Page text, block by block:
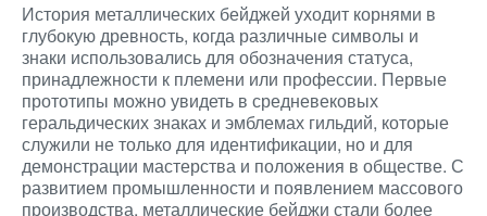
История металлических бейджей уходит корнями в
глубокую древность, когда различные символы и
знаки использовались для обозначения статуса,
принадлежности к племени или профессии. Первые
прототипы можно увидеть в средневековых
геральдических знаках и эмблемах гильдий, которые
служили не только для идентификации, но и для
демонстрации мастерства и положения в обществе. С
развитием промышленности и появлением массового
производства, металлические бейджи стали более